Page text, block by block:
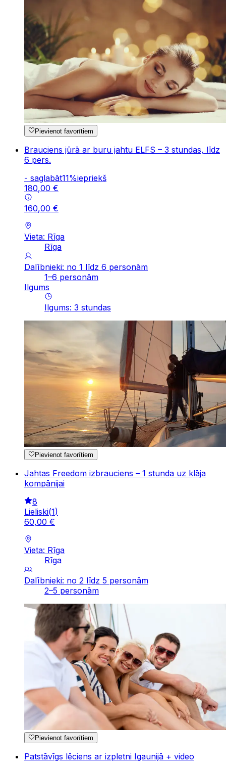
Pievienot favorītiem
Brauciens jūrā ar buru jahtu ELFS – 3 stundas, līdz
6 pers.
- saglabāt11%iepriekš
180,00 €
160,00 €
Vieta: Rīga
Rīga
Dalībnieki: no 1 līdz 6 personām
1–6 personām
Ilgums
Ilgums: 3 stundas
Pievienot favorītiem
Jahtas Freedom izbrauciens – 1 stunda uz klāja
kompānijai
8
Lieliski(1)
60,00 €
Vieta: Rīga
Rīga
Dalībnieki: no 2 līdz 5 personām
2–5 personām
Pievienot favorītiem
Patstāvīgs lēciens ar izpletni Igaunijā + video